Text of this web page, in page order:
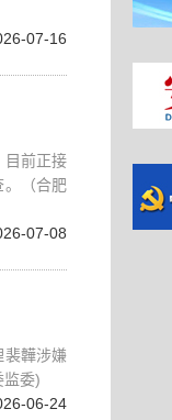
07-16
目前正接
。（合肥
07-08
裴韡涉嫌
监委)
06-24